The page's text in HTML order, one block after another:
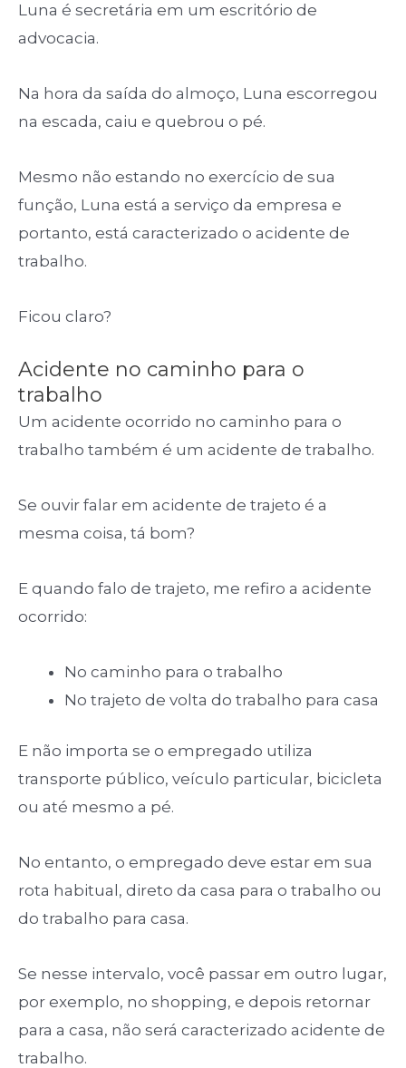
Luna é secretária em um escritório de
advocacia.
Na hora da saída do almoço, Luna escorregou
na escada, caiu e quebrou o pé.
Mesmo não estando no exercício de sua
função, Luna está a serviço da empresa e
portanto, está caracterizado o acidente de
trabalho.
Ficou claro?
Acidente no caminho para o
trabalho
Um acidente ocorrido no caminho para o
trabalho também é um acidente de trabalho.
Se ouvir falar em acidente de trajeto é a
mesma coisa, tá bom?
E quando falo de trajeto, me refiro a acidente
ocorrido:
No caminho para o trabalho
No trajeto de volta do trabalho para casa
E não importa se o empregado utiliza
transporte público, veículo particular, bicicleta
ou até mesmo a pé.
No entanto, o empregado deve estar em sua
rota habitual, direto da casa para o trabalho ou
do trabalho para casa.
Se nesse intervalo, você passar em outro lugar,
por exemplo, no shopping, e depois retornar
para a casa, não será caracterizado acidente de
trabalho.